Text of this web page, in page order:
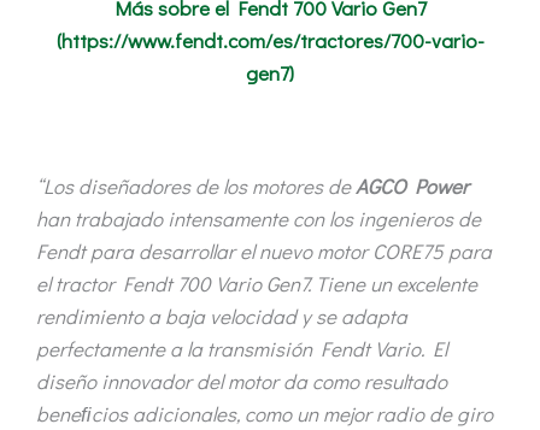
Más sobre el Fendt 700 Vario Gen7
(https://www.fendt.com/es/tractores/700-vario-
gen7)
“Los diseñadores de los motores deAGCO Power
han trabajado intensamente con los ingenieros de
Fendt para desarrollar el nuevo motor CORE75 para
el tractor Fendt 700 Vario Gen7. Tiene un excelente
rendimiento a baja velocidad y se adapta
perfectamente a la transmisión Fendt Vario. El
diseño innovador del motor da como resultado
beneﬁcios adicionales, como un mejor radio de giro